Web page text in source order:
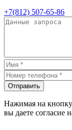
+7(812) 507-65-86
Отправить
Нажимая на
вы даете согласие